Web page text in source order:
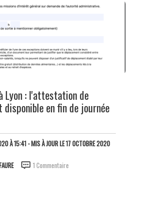
Lyon : l'attestation de
disponible en fin de journée
À 15:41- MIS À JOUR LE 17 OCTOBRE 2020
1 Commentaire